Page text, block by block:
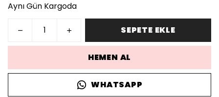
Aynı Gün Kargoda
SEPETE EKLE
HEMEN AL
WHATSAPP